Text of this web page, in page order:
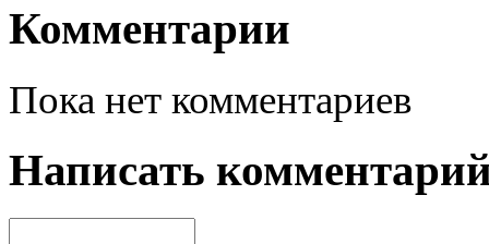
Комментарии
Пока нет комментариев
Написать